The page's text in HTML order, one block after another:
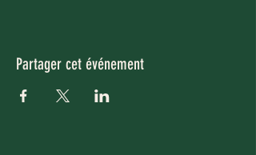
Partager cet événement